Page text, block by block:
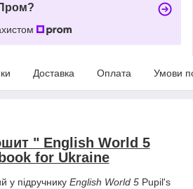
Доставка Оплата Умови
" English World 5
for Ukraine
у підручнику English World 5 Pupil's